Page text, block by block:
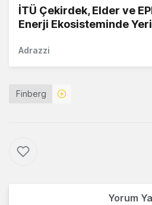
İTÜ Çekirdek, Elder ve
Enerji Ekosisteminde
Adrazzi
Finberg
Yorum